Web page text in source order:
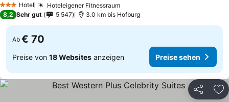
3 SterneHotel Hoteleigener FitnessraumPreise sehen
8,2 Sehr gut 5 547 3.0 km bis Hofburg
Ab € 70
Preise von 18 Websites anzeigen Preise sehen
Teilen